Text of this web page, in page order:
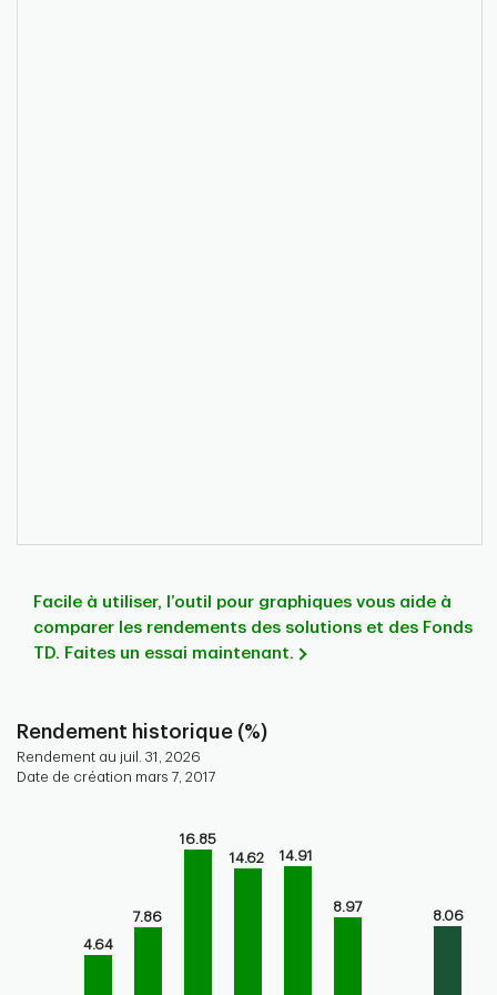
Facile à utiliser, l’outil pour graphiques vous aide à
comparer les rendements des solutions et des Fonds
TD. Faites un essai maintenant.
Rendement historique (%)
Rendement au juil. 31, 2026
Date de création mars 7, 2017
Bar chart for historical performance of the fund
The chart has 1 Y axis displaying values. Range: -5 to 20.
4.64
7.86
16.85
14.62
14.91
8.97
8.06